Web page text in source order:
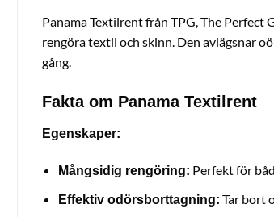
Panama Textilrent från TPG, The
rengöra textil och skinn. Den avlägsnar
gång.
Fakta om Panama Textilrent
Egenskaper:
Mångsidig rengöring: Perfekt för
Effektiv odörsborttagning: Tar bort